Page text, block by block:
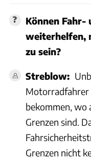
Können Fahr-
weiterhelfen,
zu sein?
Streblow:
Motorradfahrer
bekommen, wo
Grenzen sind.
Grenzen nicht